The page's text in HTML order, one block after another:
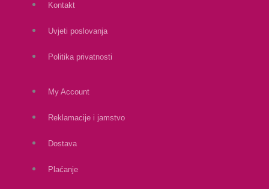
Kontakt
Uvjeti poslovanja
Politika privatnosti
My Account
Reklamacije i jamstvo
Dostava
Plaćanje